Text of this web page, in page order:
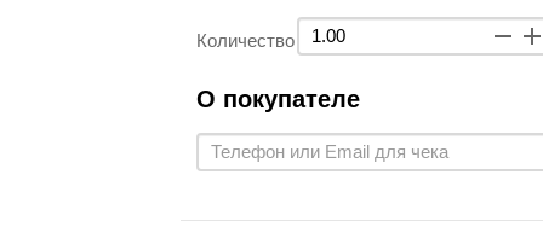
Количество
О покупателе